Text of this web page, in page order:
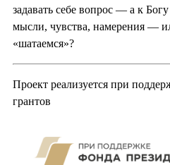
задавать себе вопрос — а к
мысли, чувства, намерения —
«шатаемся»?
Проект реализуется при
грантов